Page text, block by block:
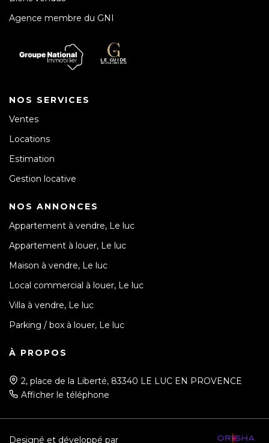
Agence membre du GNI
NOS SERVICES
Ventes
Locations
Estimation
Gestion locative
NOS ANNONCES
Appartement à vendre, Le luc
Appartement à louer, Le luc
Maison à vendre, Le luc
Local commercial à louer, Le luc
Villa à vendre, Le luc
Parking / box à louer, Le luc
À PROPOS
2, place de la Liberté, 83340 LE LUC EN PROVENCE
Afficher le téléphone
Designé et développé par